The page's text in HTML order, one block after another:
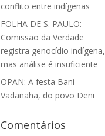
conflito entre indígenas
FOLHA DE S. PAULO:
Comissão da Verdade
registra genocídio indígena,
mas análise é insuficiente
OPAN: A festa Bani
Vadanaha, do povo Deni
Comentários